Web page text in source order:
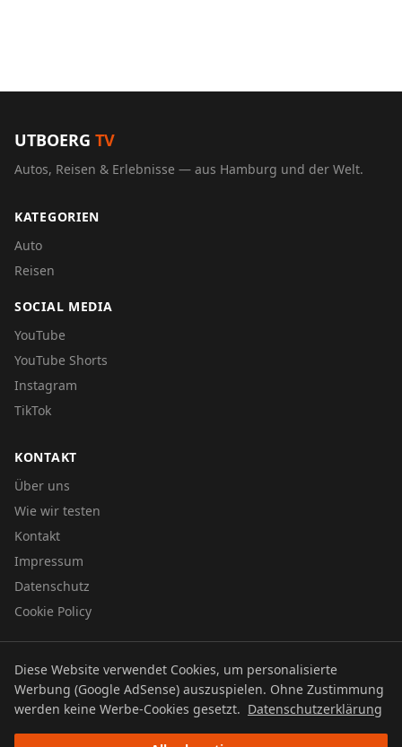
UTBOERG TV
Autos, Reisen & Erlebnisse — aus Hamburg und der Welt.
KATEGORIEN
Auto
Reisen
SOCIAL MEDIA
YouTube
YouTube Shorts
Instagram
TikTok
KONTAKT
Über uns
Wie wir testen
Kontakt
Impressum
Datenschutz
Cookie Policy
© 2026 UTBOERG TV
DatenschutzImpressumCookie Policy
Diese Website verwendet Cookies, um personalisierte
Werbung (Google AdSense) auszuspielen. Ohne Zustimmung
werden keine Werbe-Cookies gesetzt. Datenschutzerklärung